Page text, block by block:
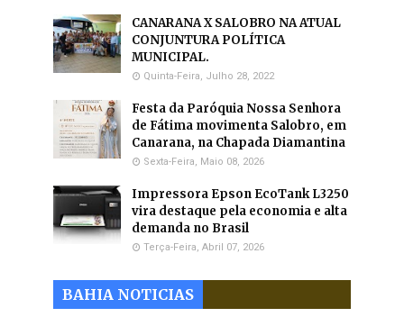
CANARANA X SALOBRO NA ATUAL
CONJUNTURA POLÍTICA
MUNICIPAL.
Quinta-Feira, Julho 28, 2022
Festa da Paróquia Nossa Senhora
de Fátima movimenta Salobro, em
Canarana, na Chapada Diamantina
Sexta-Feira, Maio 08, 2026
Impressora Epson EcoTank L3250
vira destaque pela economia e alta
demanda no Brasil
Terça-Feira, Abril 07, 2026
BAHIA NOTICIAS